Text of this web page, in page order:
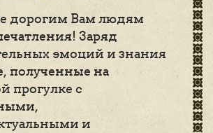
дорогим Вам людям
Заряд
эмоций и знания
полученные на
прогулке с
и